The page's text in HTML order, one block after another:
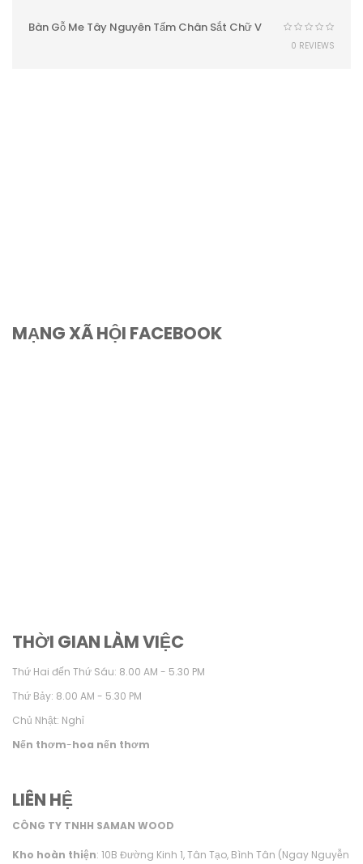
Bàn Gỗ Me Tây Nguyên Tấm Chân Sắt Chữ V
0 REVIEWS
MẠNG XÃ HỘI FACEBOOK
THỜI GIAN LÀM VIỆC
Thứ Hai đến Thứ Sáu: 8.00 AM - 5.30 PM
Thứ Bảy: 8.00 AM - 5.30 PM
Chủ Nhật: Nghỉ
Nến thơm-hoa nến thơm
LIÊN HỆ
CÔNG TY TNHH SAMAN WOOD
Kho hoàn thiện: 10B Đường Kinh 1, Tân Tạo, Bình Tân (Ngay Nguyễn